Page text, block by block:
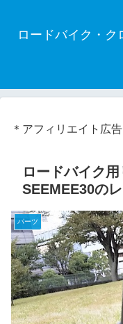
ロードバイク・ク
＊アフィリエイト広
ロードバイク
SEEMEE30の
パーツ